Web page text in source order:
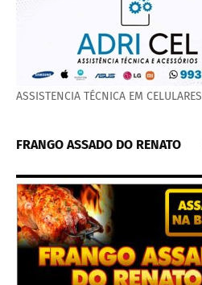
ASSISTENCIA TÉCNICA EM CELULARES
FRANGO ASSADO DO RENATO